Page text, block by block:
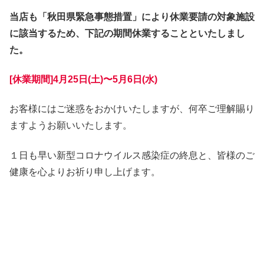
当店も「秋田県緊急事態措置」により休業要請の対象施設
に該当するため、下記の期間休業することといたしまし
た。
[休業期間]4月25日(土)〜5月6日(水)
お客様にはご迷惑をおかけいたしますが、何卒ご理解賜り
ますようお願いいたします。
１日も早い新型コロナウイルス感染症の終息と、皆様のご
健康を心よりお祈り申し上げます。